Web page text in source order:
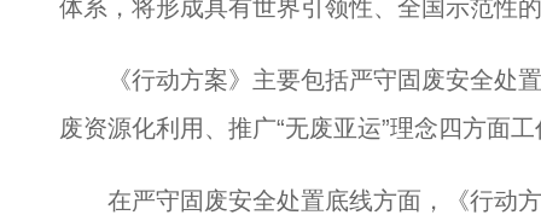
体系，将形成具有世界引领性、全国示范性
《行动方案》主要包括严守固废安全处置
废资源化利用、推广“无废亚运”理念四方面工
在严守固废安全处置底线方面，《行动方